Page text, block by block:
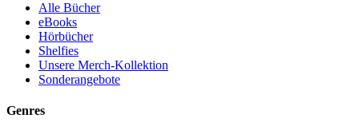
Alle Bücher
eBooks
Hörbücher
Shelfies
Unsere Merch-Kollektion
Sonderangebote
Genres